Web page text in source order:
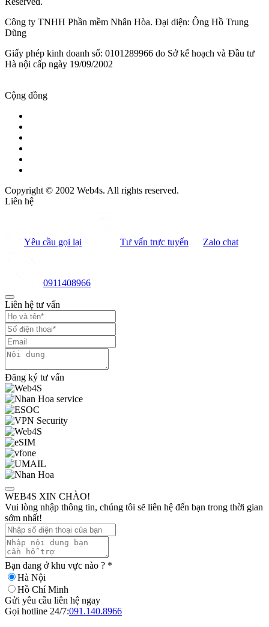
Công ty TNHH Phần mềm Nhân Hòa. Đại diện: Ông Hồ Trung
Dũng
Giấy phép kinh doanh số: 0101289966 do Sở kế hoạch và Đầu tư
Hà nội cấp ngày 19/09/2002
Cộng đồng
Copyright © 2002 Web4s. All rights reserved.
Liên hệ
Yêu cầu gọi lại Tư vấn trực tuyến Zalo chat
0911408966
Liên hệ tư vấn
Đăng ký tư vấn
WEB4S XIN CHÀO!
Vui lòng nhập thông tin, chúng tôi sẽ liên hệ đến bạn trong thời gian
sớm nhất!
Bạn đang ở khu vực nào ? *
Hà Nội
Hồ Chí Minh
Gửi yêu cầu liên hệ ngay
Gọi hotline 24/7:091.140.8966